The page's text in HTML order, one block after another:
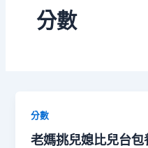
分數
分數
老媽挑兒媳比兒台